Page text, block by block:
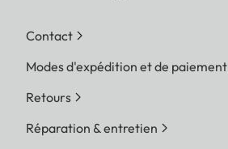
Contact
Modes d'expédition et de paiement
Retours
Réparation & entretien